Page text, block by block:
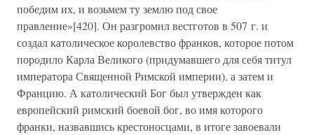
победим их, и возьмем ту землю под свое
правление»[420]. Он разгромил вестготов в 507 г. и
создал католическое королевство франков, которое потом
породило Карла Великого (придумавшего для себя титул
императора Священной Римской империи), а затем и
Францию. А католический Бог был утвержден как
европейский римский боевой бог, во имя которого
франки, назвавшись крестоносцами, в итоге завоевали